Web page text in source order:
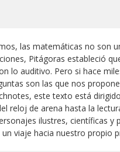
las matemáticas no son
Pitágoras estableció
lo auditivo. Pero si hace
son las que nos
este texto está
reloj de arena hasta la
ilustres, científicas
viaje hacia nuestro propio